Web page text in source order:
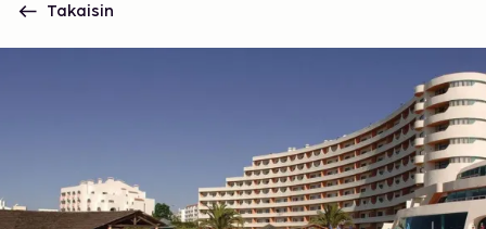
Takaisin